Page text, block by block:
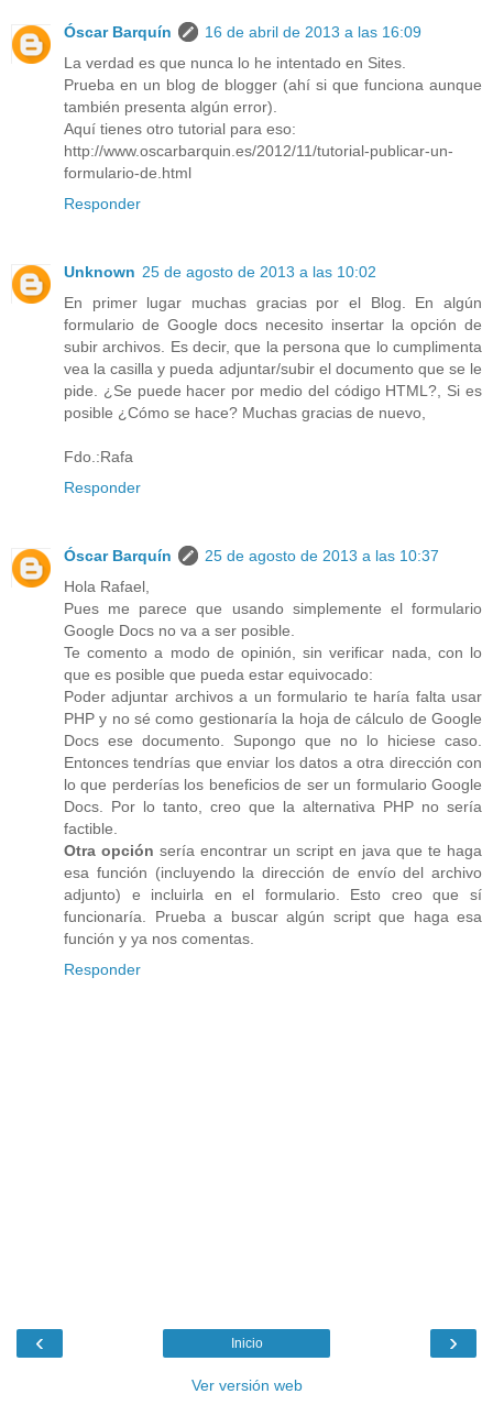
Óscar Barquín
16 de abril de 2013 a las 16:09
La verdad es que nunca lo he intentado en Sites.
Prueba en un blog de blogger (ahí si que funciona aunque
también presenta algún error).
Aquí tienes otro tutorial para eso:
http://www.oscarbarquin.es/2012/11/tutorial-publicar-un-
formulario-de.html
Responder
Unknown 25 de agosto de 2013 a las 10:02
En primer lugar muchas gracias por el Blog. En algún
formulario de Google docs necesito insertar la opción de
subir archivos. Es decir, que la persona que lo cumplimenta
vea la casilla y pueda adjuntar/subir el documento que se le
pide. ¿Se puede hacer por medio del código HTML?, Si es
posible ¿Cómo se hace? Muchas gracias de nuevo,
Fdo.:Rafa
Responder
Óscar Barquín
25 de agosto de 2013 a las 10:37
Hola Rafael,
Pues me parece que usando simplemente el formulario
Google Docs no va a ser posible.
Te comento a modo de opinión, sin verificar nada, con lo
que es posible que pueda estar equivocado:
Poder adjuntar archivos a un formulario te haría falta usar
PHP y no sé como gestionaría la hoja de cálculo de Google
Docs ese documento. Supongo que no lo hiciese caso.
Entonces tendrías que enviar los datos a otra dirección con
lo que perderías los beneficios de ser un formulario Google
Docs. Por lo tanto, creo que la alternativa PHP no sería
factible.
Otra opción sería encontrar un script en java que te haga
esa función (incluyendo la dirección de envío del archivo
adjunto) e incluirla en el formulario. Esto creo que sí
funcionaría. Prueba a buscar algún script que haga esa
función y ya nos comentas.
Responder
‹ ›
Inicio
Ver versión web